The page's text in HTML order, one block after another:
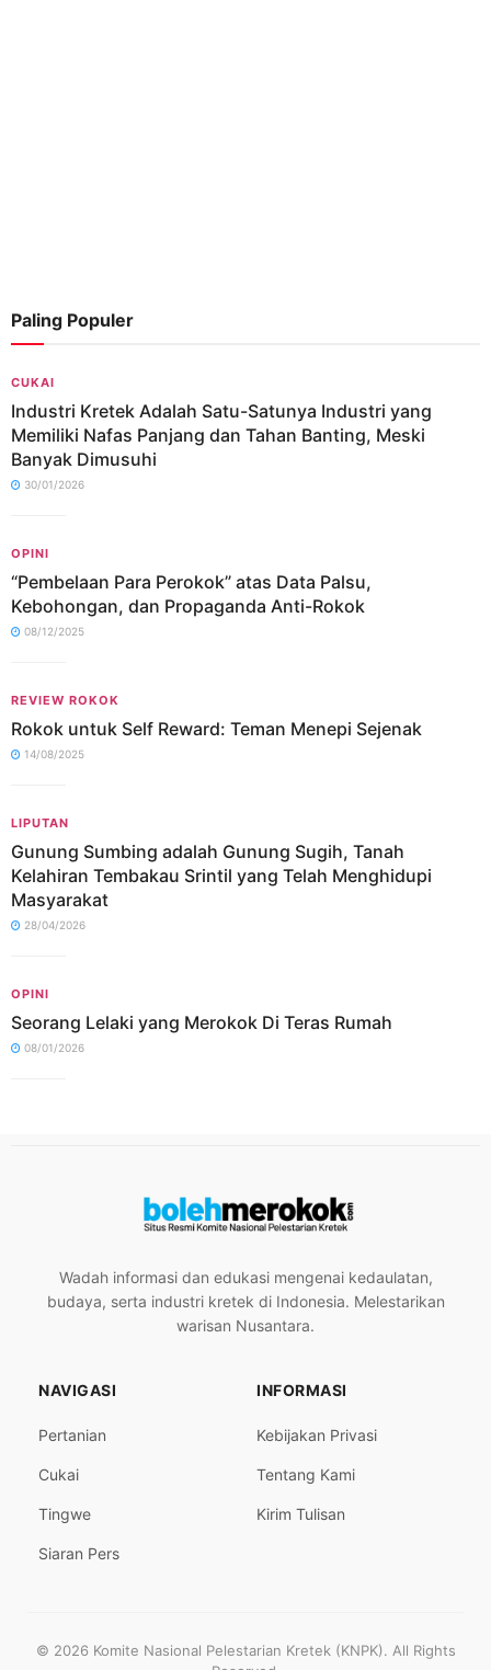
Paling Populer
CUKAI
Industri Kretek Adalah Satu-Satunya Industri yang
Memiliki Nafas Panjang dan Tahan Banting, Meski
Banyak Dimusuhi
30/01/2026
OPINI
“Pembelaan Para Perokok” atas Data Palsu,
Kebohongan, dan Propaganda Anti-Rokok
08/12/2025
REVIEW ROKOK
Rokok untuk Self Reward: Teman Menepi Sejenak
14/08/2025
LIPUTAN
Gunung Sumbing adalah Gunung Sugih, Tanah
Kelahiran Tembakau Srintil yang Telah Menghidupi
Masyarakat
28/04/2026
OPINI
Seorang Lelaki yang Merokok Di Teras Rumah
08/01/2026
Wadah informasi dan edukasi mengenai kedaulatan,
budaya, serta industri kretek di Indonesia. Melestarikan
warisan Nusantara.
NAVIGASI
Pertanian
Cukai
Tingwe
Siaran Pers
INFORMASI
Kebijakan Privasi
Tentang Kami
Kirim Tulisan
© 2026 Komite Nasional Pelestarian Kretek (KNPK). All Rights